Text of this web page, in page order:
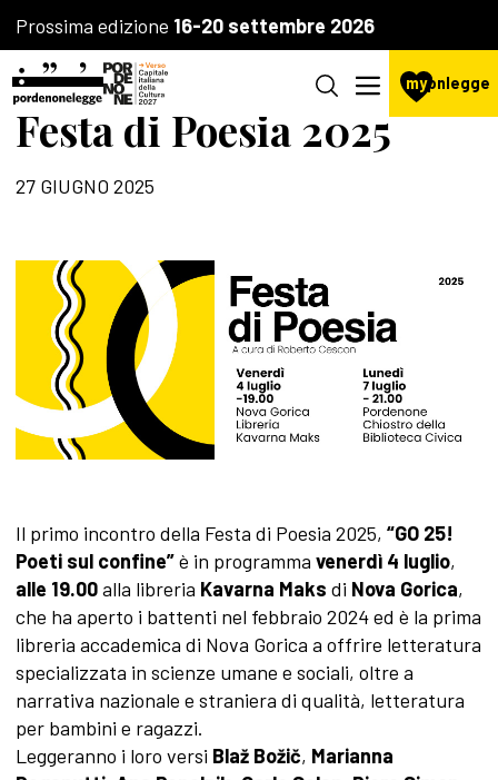
Prossima edizione 16-20 settembre 2026
mypnlegge
Festa di Poesia 2025
27 GIUGNO 2025
Il primo incontro della Festa di Poesia 2025, “GO 25!
Poeti sul confine”è in programma venerdì 4 luglio,
alle 19.00alla libreria Kavarna Maks di Nova Gorica,
che ha aperto i battenti nel febbraio 2024 ed è la prima
libreria accademica di Nova Gorica a offrire letteratura
specializzata in scienze umane e sociali, oltre a
narrativa nazionale e straniera di qualità, letteratura
per bambini e ragazzi.
Leggeranno i loro versi Blaž Božič, Marianna